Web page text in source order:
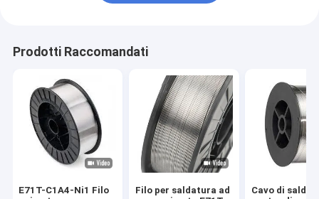
Prodotti Raccomandati
E71T-C1A4-Ni1 Filo
Filo per saldatura ad
Cavo di